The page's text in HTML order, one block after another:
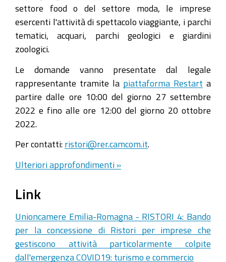
settore food o del settore moda, le imprese
esercenti l'attività di spettacolo viaggiante, i parchi
tematici, acquari, parchi geologici e giardini
zoologici.
Le domande vanno presentate dal legale
rappresentante tramite la piattaforma Restart a
partire dalle ore 10:00 del giorno 27 settembre
2022 e fino alle ore 12:00 del giorno 20 ottobre
2022.
Per contatti: ristori@rer.camcom.it
Ulteriori approfondimenti »
Link
Unioncamere Emilia-Romagna - RISTORI 4: Bando
per la concessione di Ristori per imprese che
gestiscono attività particolarmente colpite
dall'emergenza COVID19: turismo e commercio